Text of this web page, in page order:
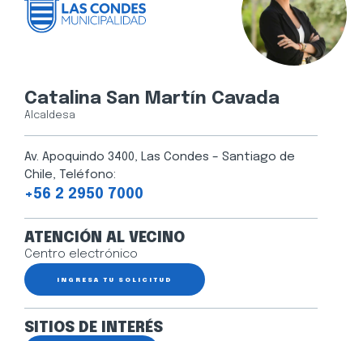
Catalina San Martín Cavada
Alcaldesa
Av. Apoquindo 3400, Las Condes – Santiago de
Chile, Teléfono:
+56 2 2950 7000
ATENCIÓN AL VECINO
Centro electrónico
INGRESA TU SOLICITUD
SITIOS DE INTERÉS